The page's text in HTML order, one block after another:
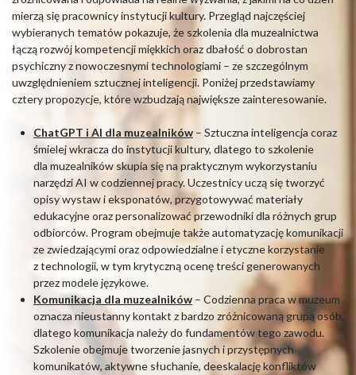
mierzą się pracownicy instytucji kultury. Przegląd najczęściej
wybieranych tematów pokazuje, że szkolenia dla muzealnictwa
łączą rozwój kompetencji miękkich oraz dbałość o dobrostan
psychiczny z nowoczesnymi technologiami – ze szczególnym
uwzględnieniem sztucznej inteligencji. Poniżej przedstawiamy
cztery propozycje, które wzbudzają największe zainteresowanie.
ChatGPT i AI dla muzealników – Sztuczna inteligencja coraz
śmielej wkracza do instytucji kultury, dlatego to szkolenie
dla muzealników skupia się na praktycznym wykorzystaniu
narzędzi AI w codziennej pracy. Uczestnicy uczą się tworzyć
opisy wystaw i eksponatów, przygotowywać materiały
edukacyjne oraz personalizować przewodniki dla różnych grup
odbiorców. Program obejmuje także automatyzację komunikacji
ze zwiedzającymi oraz odpowiedzialne i etyczne korzystanie
z technologii, w tym krytyczną ocenę treści generowanych
przez modele językowe.
Komunikacja dla muzealników – Codzienna praca w muzeum
oznacza nieustanny kontakt z bardzo zróżnicowaną grupą osób,
dlatego komunikacja należy do fundamentów tego zawodu.
Szkolenie obejmuje tworzenie jasnych i przystępnych
komunikatów, aktywne słuchanie, deeskalację konfliktów